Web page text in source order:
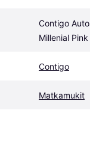
Contigo
Millenial Pink
Contigo
Matkamukit